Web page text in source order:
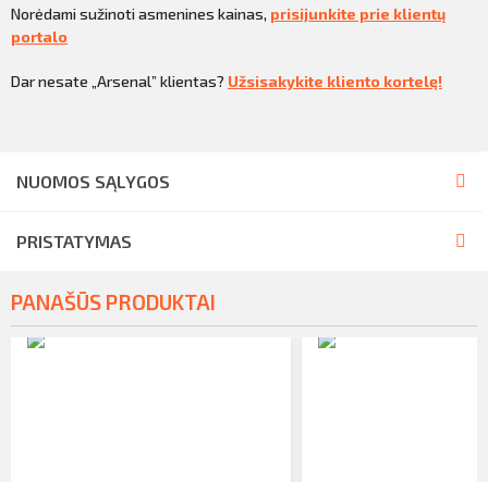
Norėdami sužinoti asmenines kainas, prisijunkite prie klientų
portalo
Dar nesate „Arsenal” klientas? Užsisakykite kliento kortelę!
NUOMOS SĄLYGOS
PRISTATYMAS
PANAŠŪS PRODUKTAI